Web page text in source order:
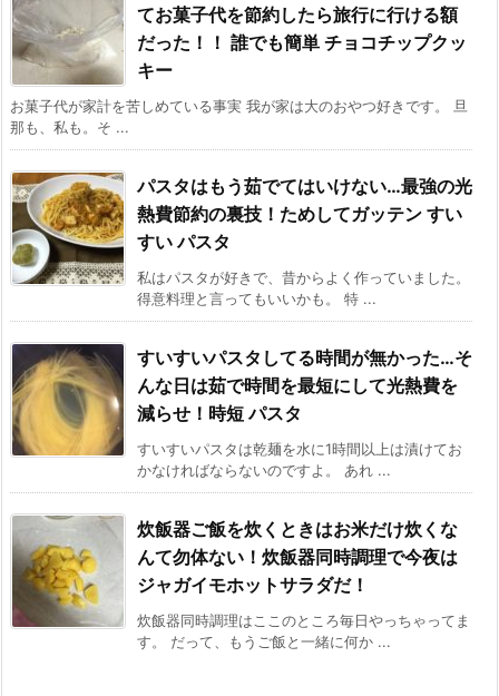
てお菓子代を節約したら旅行に行ける額
だった！！ 誰でも簡単 チョコチップクッ
キー
お菓子代が家計を苦しめている事実 我が家は大のおやつ好きです。 旦
那も、私も。そ ...
パスタはもう茹でてはいけない…最強の光
熱費節約の裏技！ためしてガッテン すい
すい パスタ
私はパスタが好きで、昔からよく作っていました。
得意料理と言ってもいいかも。 特 ...
すいすいパスタしてる時間が無かった…そ
んな日は茹で時間を最短にして光熱費を
減らせ！時短 パスタ
すいすいパスタは乾麺を水に1時間以上は漬けてお
かなければならないのですよ。 あれ ...
炊飯器ご飯を炊くときはお米だけ炊くな
んて勿体ない！炊飯器同時調理で今夜は
ジャガイモホットサラダだ！
炊飯器同時調理はここのところ毎日やっちゃってま
す。 だって、もうご飯と一緒に何か ...